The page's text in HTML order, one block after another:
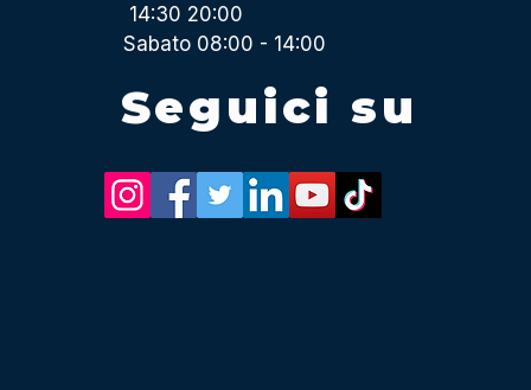
14:30 20:00
Sabato 08:00 - 14:00
Seguici su